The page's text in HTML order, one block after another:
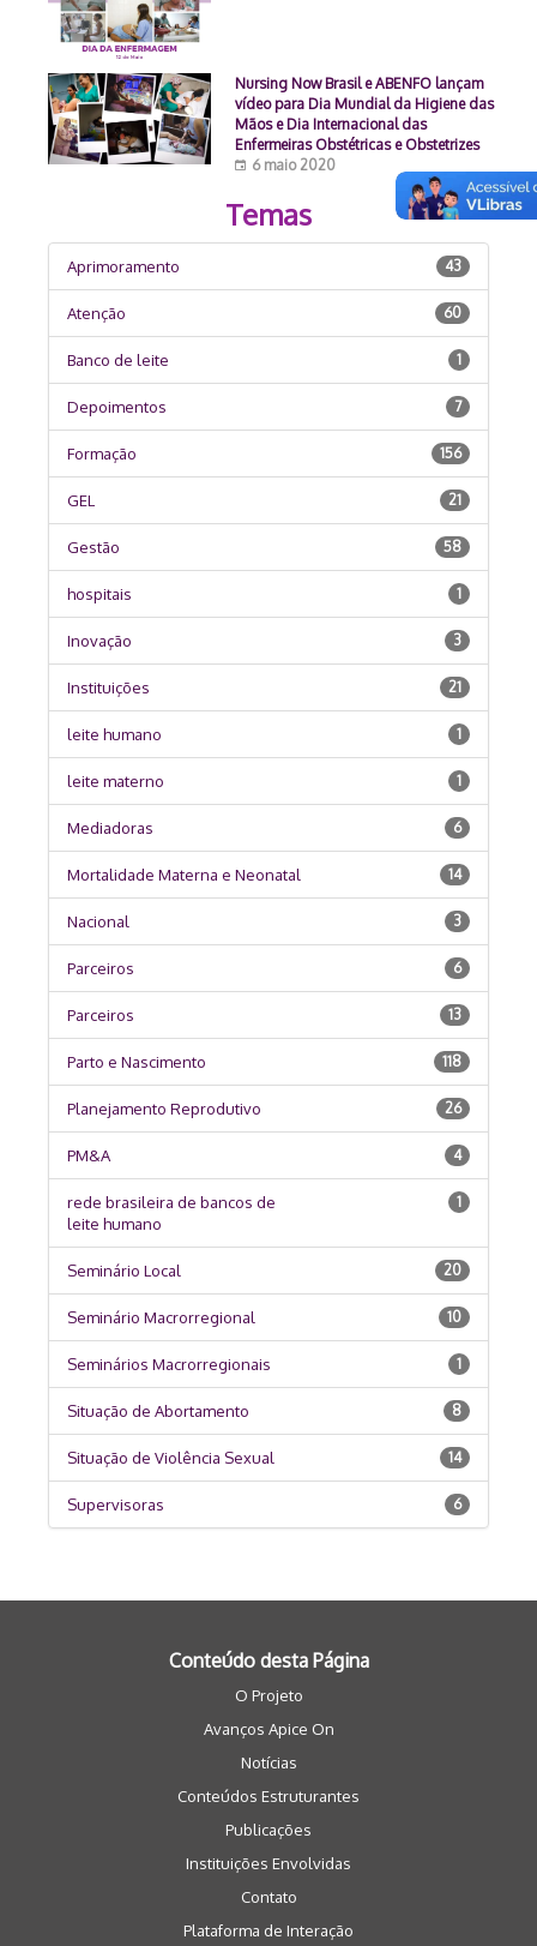
Nursing Now Brasil e ABENFO lançam
vídeo para Dia Mundial da Higiene das
Mãos e Dia Internacional das
Enfermeiras Obstétricas e Obstetrizes
6 maio 2020
Temas
Aprimoramento 43
Atenção 60
Banco de leite 1
Depoimentos 7
Formação 156
GEL 21
Gestão 58
hospitais 1
Inovação 3
Instituições 21
leite humano 1
leite materno 1
Mediadoras 6
Mortalidade Materna e Neonatal 14
Nacional 3
Parceiros 6
Parceiros 13
Parto e Nascimento 118
Planejamento Reprodutivo 26
PM&A 4
rede brasileira de bancos de
leite humano
1
Seminário Local 20
Seminário Macrorregional 10
Seminários Macrorregionais 1
Situação de Abortamento 8
Situação de Violência Sexual 14
Supervisoras 6
Conteúdo desta Página
O Projeto
Avanços Apice On
Notícias
Conteúdos Estruturantes
Publicações
Instituições Envolvidas
Contato
Plataforma de Interação